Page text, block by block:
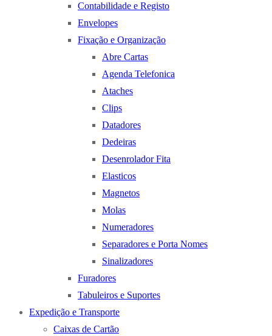
Contabilidade e Registo
Envelopes
Fixação e Organização
Abre Cartas
Agenda Telefonica
Ataches
Clips
Datadores
Dedeiras
Desenrolador Fita
Elasticos
Magnetos
Molas
Numeradores
Separadores e Porta Nomes
Sinalizadores
Furadores
Tabuleiros e Suportes
Expedição e Transporte
Caixas de Cartão